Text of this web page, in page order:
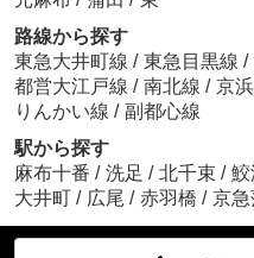
路線から探す
東急大井町線 / 東急目黒線 /
都営大江戸線 / 南北線 / 京
りんかい線 / 副都心線
駅から探す
麻布十番 / 洗足 / 北千束 / 鮫
大井町 / 広尾 / 赤羽橋 / 京急